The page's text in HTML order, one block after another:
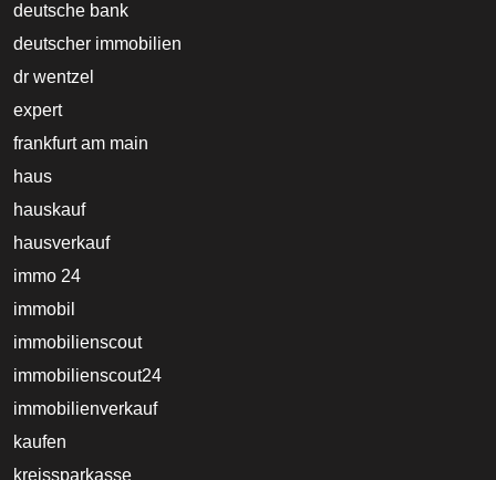
deutsche bank
deutscher immobilien
dr wentzel
expert
frankfurt am main
haus
hauskauf
hausverkauf
immo 24
immobil
immobilienscout
immobilienscout24
immobilienverkauf
kaufen
kreissparkasse